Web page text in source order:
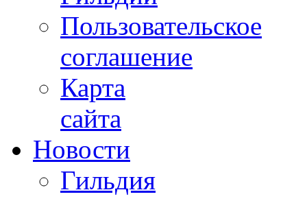
Пользовательское
соглашение
Карта
сайта
Новости
Гильдия